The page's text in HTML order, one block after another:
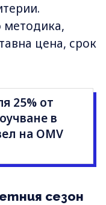
методика,
цена, срок
25% от
в
на OMV
сезон